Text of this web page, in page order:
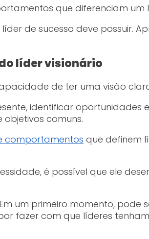
que diferenciam
de sucesso deve possuir.
líder visionário
de ter uma visão
identificar oportunidades
comuns.
comportamentos que definem
é possível que ele
um primeiro momento, pode
fazer com que líderes